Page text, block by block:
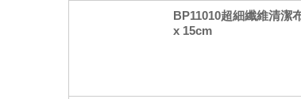
BP11010超細纖維清潔
x 15cm